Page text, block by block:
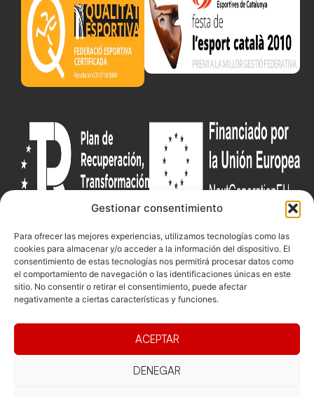
Gestionar consentimiento
Para ofrecer las mejores experiencias, utilizamos tecnologías como las
cookies para almacenar y/o acceder a la información del dispositivo. El
consentimiento de estas tecnologías nos permitirá procesar datos como
el comportamiento de navegación o las identificaciones únicas en este
sitio. No consentir o retirar el consentimiento, puede afectar
negativamente a ciertas características y funciones.
ACEPTAR
DENEGAR
Federació
Presidència
Junta
general
Competicions
Competiciones
Pista
Competiciones
Vólei neu
Documentacio
Funcionament
Transparència
Eleccions
Contacte
Carrer de les
Jonqueres,
16, 5ºC,
Barcelona
cat